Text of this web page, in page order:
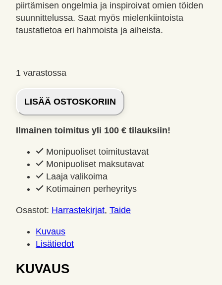
piirtämisen ongelmia ja inspiroivat omien töiden
suunnittelussa. Saat myös mielenkiintoista
taustatietoa eri hahmoista ja aiheista.
1 varastossa
Näin
piirrät
sarjakuvaa,
mangaa
fantasiaa.
Foster,
Walter
määrä
LISÄÄ OSTOSKORIIN
Ilmainen toimitus yli 100 € tilauksiin!
Monipuoliset toimitustavat
Monipuoliset maksutavat
Laaja valikoima
Kotimainen perheyritys
Osastot: Harrastekirjat, Taide
Kuvaus
Lisätiedot
KUVAUS